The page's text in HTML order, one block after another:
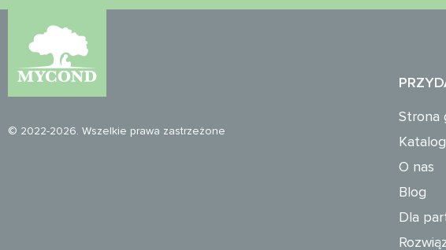
© 2022-2026. Wszelkie prawa zastrzeżone
Strona
Katalog
O nas
Blog
Dla